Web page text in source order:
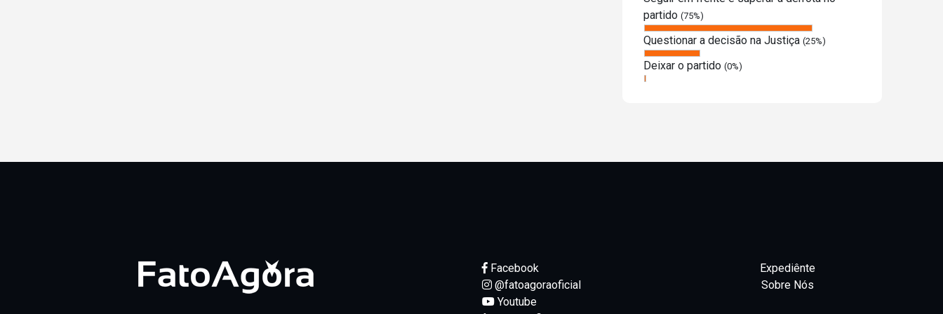
partido (75%)
Questionar a decisão na Justiça (25%)
Deixar o partido (0%)
Facebook
@fatoagoraoficial
Youtube
Expediênte
Sobre Nós